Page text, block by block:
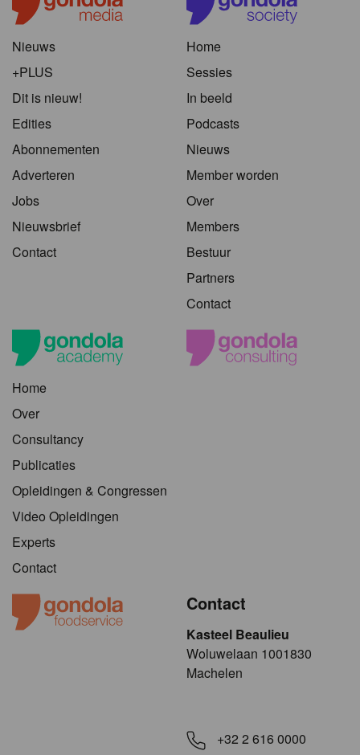
Nieuws
+PLUS
Dit is nieuw!
Edities
Abonnementen
Adverteren
Jobs
Nieuwsbrief
Contact
Home
Sessies
In beeld
Podcasts
Nieuws
Member worden
Over
Members
Bestuur
Partners
Contact
Home
Over
Consultancy
Publicaties
Opleidingen & Congressen
Video Opleidingen
Experts
Contact
Contact
Kasteel Beaulieu
​​​Woluwelaan 1001830
Machelen
+32 2 616 0000